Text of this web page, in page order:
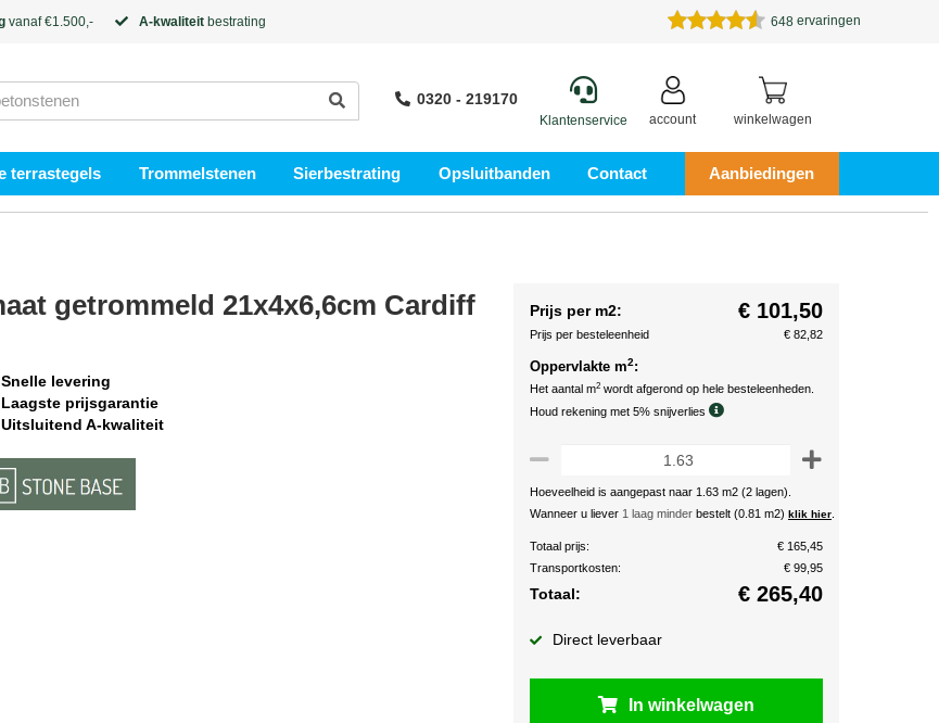
vanaf €1.500,- A-kwaliteit bestrating 648 ervaringen
0320 - 219170
Klantenservice account winkelwagen
terrastegels Trommelstenen Sierbestrating Opsluitbanden Contact Aanbiedingen
getrommeld 21x4x6,6cm Cardiff
Snelle levering
Laagste prijsgarantie
Uitsluitend A-kwaliteit
Prijs per m2: € 101,50
Prijs per besteleenheid € 82,82
Oppervlakte m2:
Het aantal m2 wordt afgerond op hele besteleenheden.
Houd rekening met 5% snijverlies
Hoeveelheid is aangepast naar 1.63 m2 (2 lagen).
Wanneer u liever 1 laag minder bestelt (0.81 m2) klik hier
Totaal prijs:
€ 165,45
Transportkosten:
€ 99,95
Totaal: € 265,40
Direct leverbaar
In winkelwagen